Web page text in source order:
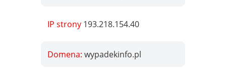
IP strony 193.218.154.40
Domena:wypadekinfo.pl